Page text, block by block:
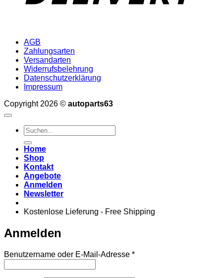
AGB
Zahlungsarten
Versandarten
Widerrufsbelehrung
Datenschutzerklärung
Impressum
Copyright 2026 © autoparts63
Suchen
nach:
Home
Shop
Kontakt
Angebote
Anmelden
Newsletter
Kostenlose Lieferung - Free Shipping
Anmelden
Benutzername oder E-Mail-Adresse *Erforderlich